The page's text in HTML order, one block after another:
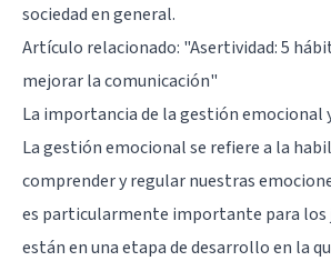
sociedad en general.
Artículo relacionado: "Asertividad: 5
mejorar la comunicación"
La importancia de la gestión emocional
La gestión emocional se refiere a la
comprender y regular nuestras
es particularmente importante para los
están en una etapa de desarrollo en la